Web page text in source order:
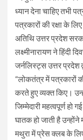
ध्यान देना चाहिए तभी
पत्रकारों की रक्षा के
अतिथि उत्तर प्रदेश
लक्ष्मीनारायण ने हिंदी
जर्नलिस्ट्स उत्तर प्रदेश
“लोकतंत्र में पत्रकारों
करते हुए व्यक्त किए।
जिम्मेदारी महत्वपूर्ण
घातक हो जाती है
मथुरा में प्रेस क्लब के